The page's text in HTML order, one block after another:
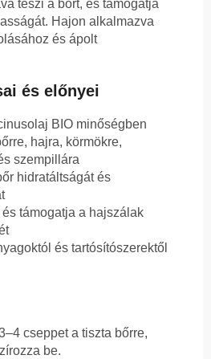
teszi a bőrt, és támogatja
Hajon alkalmazva
és ápolt
és előnyei
BIO minőségben
hajra, körmökre,
szempillára
hidratáltságát és
támogatja a hajszálak
és tartósítószerektől
cseppet a tiszta bőrre,
be.